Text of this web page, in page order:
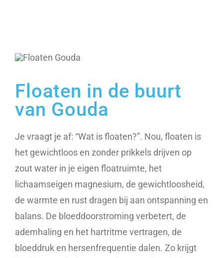
Floaten in de buurt
van Gouda
Je vraagt je af: “Wat is floaten?”. Nou, floaten is
het gewichtloos en zonder prikkels drijven op
zout water in je eigen floatruimte, het
lichaamseigen magnesium, de gewichtloosheid,
de warmte en rust dragen bij aan ontspanning en
balans. De bloeddoorstroming verbetert, de
ademhaling en het hartritme vertragen, de
bloeddruk en hersenfrequentie dalen. Zo krijgt